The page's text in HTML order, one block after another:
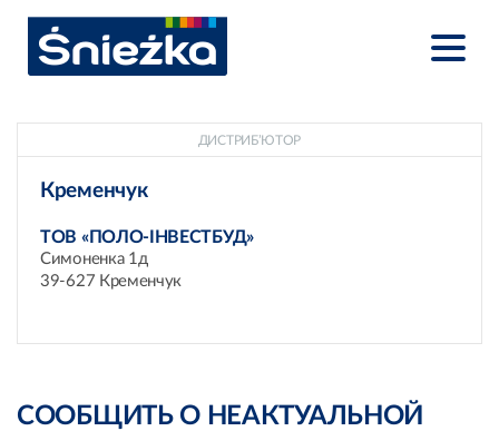
ДИСТРИБ’ЮТОР
Кременчук
ТОВ «ПОЛО-ІНВЕСТБУД»
Симоненка 1д
39-627 Кременчук
СООБЩИТЬ О НЕАКТУАЛЬНОЙ